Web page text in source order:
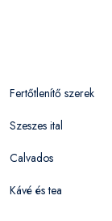
Fertőtlenítő szerek
Szeszes ital
Calvados
Kávé és tea